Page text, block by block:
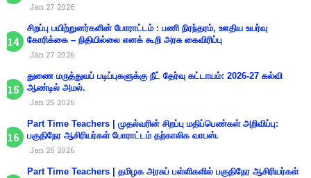
Jan 27 2026
சிறப்பு பயிற்றுனர்களின் போராட்டம் : பணி நிரந்தரம், ஊதிய உயர்வு
கோரிக்கை – நிதியில்லை எனக் கூறி அரசு கைவிரிப்பு
Jan 27 2026
துணை மருத்துவப் படிப்புகளுக்கு நீட் தேர்வு கட்டாயம்: 2026-27 கல்வி
ஆண்டில் அமல்.
Jan 25 2026
Part Time Teachers | முதல்வரின் சிறப்பு மதிப்பெண்கள் அறிவிப்பு:
பகுதிநேர ஆசிரியர்கள் போராட்டம் தற்காலிக வாபஸ்.
Jan 25 2026
Part Time Teachers | தமிழக அரசுப் பள்ளிகளில் பகுதிநேர ஆசிரியர்கள்